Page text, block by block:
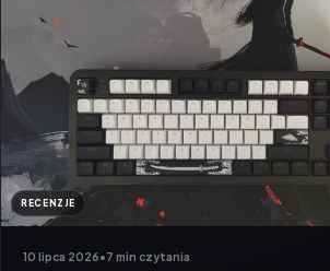
RECENZJE
10 lipca 2026•7 min czytania